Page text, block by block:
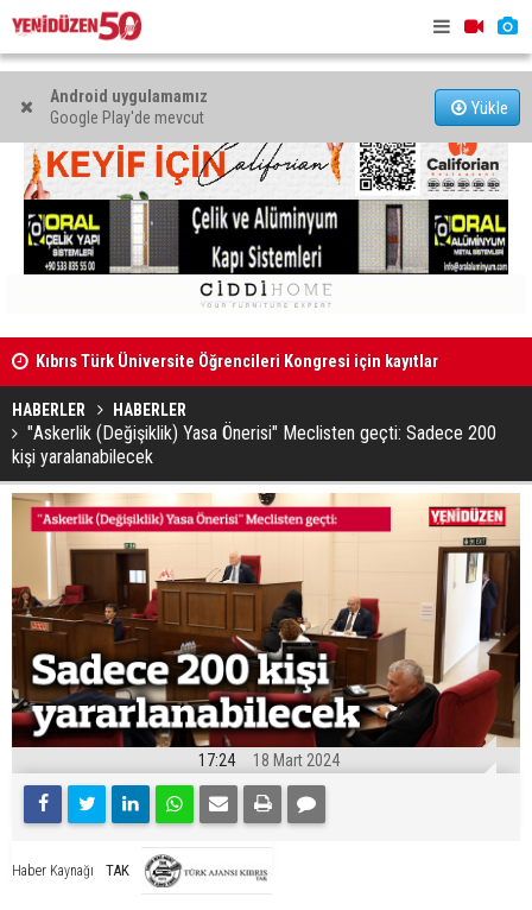
Android uygulamamız
Google Play'de mevcut
Yükle
Kıbrıs Türk Üniversite Öğrencileri Kongresi için kayıtlar
sürüyor
HABERLER HABERLER
"Askerlik (Değişiklik) Yasa Önerisi" Meclisten geçti: Sadece 200
kişi yaralanabilecek
17:24 18 Mart 2024
Haber Kaynağı TAK